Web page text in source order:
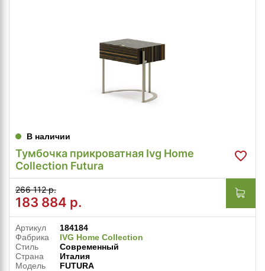
В наличии
Тумбочка прикроватная Ivg Home
Collection Futura
266 112 р.
183 884 р.
Артикул
184184
Фабрика
IVG Home Collection
Стиль
Современный
Страна
Италия
Модель
FUTURA